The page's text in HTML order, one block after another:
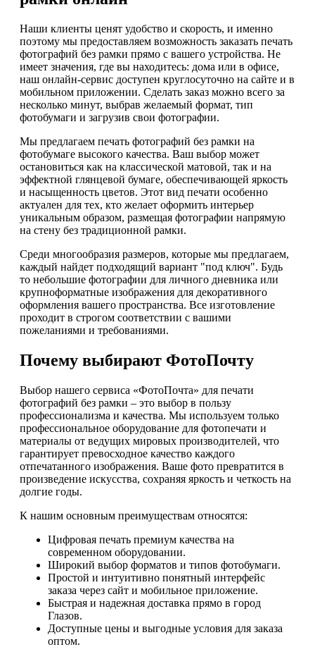
Наши клиенты ценят удобство и скорость, и именно
поэтому мы предоставляем возможность заказать печать
фотографий без рамки прямо с вашего устройства. Не
имеет значения, где вы находитесь: дома или в офисе,
наш онлайн-сервис доступен круглосуточно на сайте и в
мобильном приложении. Сделать заказ можно всего за
несколько минут, выбрав желаемый формат, тип
фотобумаги и загрузив свои фотографии.
Мы предлагаем печать фотографий без рамки на
фотобумаге высокого качества. Ваш выбор может
остановиться как на классической матовой, так и на
эффектной глянцевой бумаге, обеспечивающей яркость
и насыщенность цветов. Этот вид печати особенно
актуален для тех, кто желает оформить интерьер
уникальным образом, размещая фотографии напрямую
на стену без традиционной рамки.
Среди многообразия размеров, которые мы предлагаем,
каждый найдет подходящий вариант "под ключ". Будь
то небольшие фотографии для личного дневника или
крупноформатные изображения для декоративного
оформления вашего пространства. Все изготовление
проходит в строгом соответствии с вашими
пожеланиями и требованиями.
Почему выбирают ФотоПочту
Выбор нашего сервиса «ФотоПочта» для печати
фотографий без рамки – это выбор в пользу
профессионализма и качества. Мы используем только
профессиональное оборудование для фотопечати и
материалы от ведущих мировых производителей, что
гарантирует превосходное качество каждого
отпечатанного изображения. Ваше фото превратится в
произведение искусства, сохраняя яркость и четкость на
долгие годы.
К нашим основным преимуществам относятся:
Цифровая печать премиум качества на
современном оборудовании.
Широкий выбор форматов и типов фотобумаги.
Простой и интуитивно понятный интерфейс
заказа через сайт и мобильное приложение.
Быстрая и надежная доставка прямо в город
Глазов.
Доступные цены и выгодные условия для заказа
оптом.